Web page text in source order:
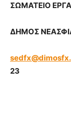
ΣΩΜΑΤΕΙΟ
ΔΗΜΟΣ
sedfx@dimosfx.
23